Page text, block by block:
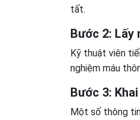
tất.
Bước 2: Lấy
Kỹ thuật viên
nghiệm máu
Bước 3:
Một số thông